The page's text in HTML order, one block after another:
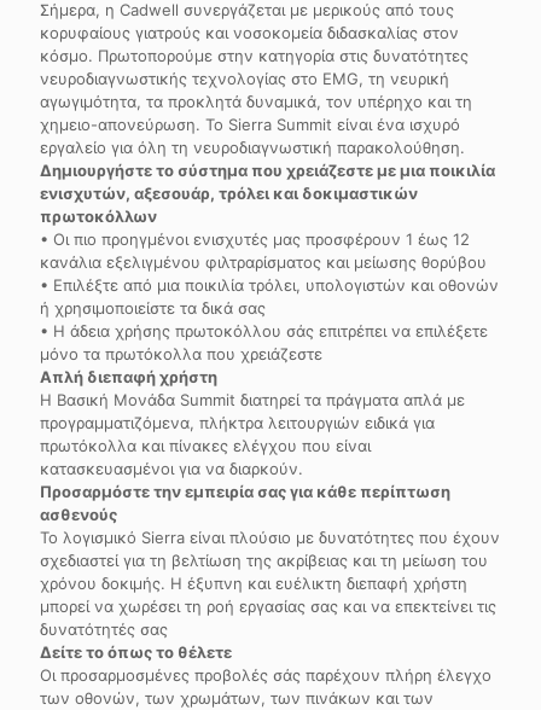
Σήμερα, η Cadwell συνεργάζεται με μερικούς από τους
κορυφαίους γιατρούς και νοσοκομεία διδασκαλίας στον
κόσμο. Πρωτοπορούμε στην κατηγορία στις δυνατότητες
νευροδιαγνωστικής τεχνολογίας στο EMG, τη νευρική
αγωγιμότητα, τα προκλητά δυναμικά, τον υπέρηχο και τη
χημειο-απονεύρωση. Το Sierra Summit είναι ένα ισχυρό
εργαλείο για όλη τη νευροδιαγνωστική παρακολούθηση.
Δημιουργήστε το σύστημα που χρειάζεστε με μια ποικιλία
ενισχυτών, αξεσουάρ, τρόλει και δοκιμαστικών
πρωτοκόλλων
• Οι πιο προηγμένοι ενισχυτές μας προσφέρουν 1 έως 12
κανάλια εξελιγμένου φιλτραρίσματος και μείωσης θορύβου
• Επιλέξτε από μια ποικιλία τρόλει, υπολογιστών και οθονών
ή χρησιμοποιείστε τα δικά σας
• Η άδεια χρήσης πρωτοκόλλου σάς επιτρέπει να επιλέξετε
μόνο τα πρωτόκολλα που χρειάζεστε
Απλή διεπαφή χρήστη
Η Βασική Μονάδα Summit διατηρεί τα πράγματα απλά με
προγραμματιζόμενα, πλήκτρα λειτουργιών ειδικά για
πρωτόκολλα και πίνακες ελέγχου που είναι
κατασκευασμένοι για να διαρκούν.
Προσαρμόστε την εμπειρία σας για κάθε περίπτωση
ασθενούς
Το λογισμικό Sierra είναι πλούσιο με δυνατότητες που έχουν
σχεδιαστεί για τη βελτίωση της ακρίβειας και τη μείωση του
χρόνου δοκιμής. Η έξυπνη και ευέλικτη διεπαφή χρήστη
μπορεί να χωρέσει τη ροή εργασίας σας και να επεκτείνει τις
δυνατότητές σας
Δείτε το όπως το θέλετε
Οι προσαρμοσμένες προβολές σάς παρέχουν πλήρη έλεγχο
των οθονών, των χρωμάτων, των πινάκων και των